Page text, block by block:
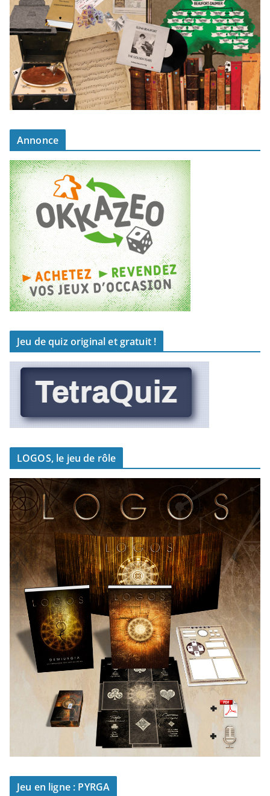
Annonce
Jeu de quiz original et gratuit !
LOGOS, le jeu de rôle
Jeu en ligne : PYRGA